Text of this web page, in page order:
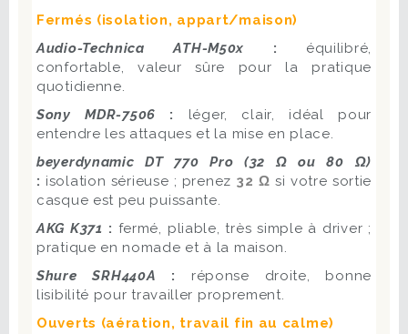
Fermés (isolation, appart/maison)
Audio-Technica ATH-M50x : équilibré,
confortable, valeur sûre pour la pratique
quotidienne.
Sony MDR-7506 :
léger, clair, idéal pour
entendre les attaques et la mise en place.
beyerdynamic DT 770 Pro (32 Ω ou 80 Ω)
: isolation sérieuse ; prenez 32 Ω si votre sortie
casque est peu puissante.
AKG K371 : fermé, pliable, très simple à driver ;
pratique en nomade et à la maison.
Shure SRH440A :
réponse droite, bonne
lisibilité pour travailler proprement.
Ouverts (aération, travail fin au calme)